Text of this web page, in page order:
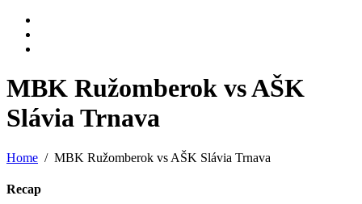
MBK Ružomberok vs AŠK
Slávia Trnava
Home MBK Ružomberok vs AŠK Slávia Trnava
Recap